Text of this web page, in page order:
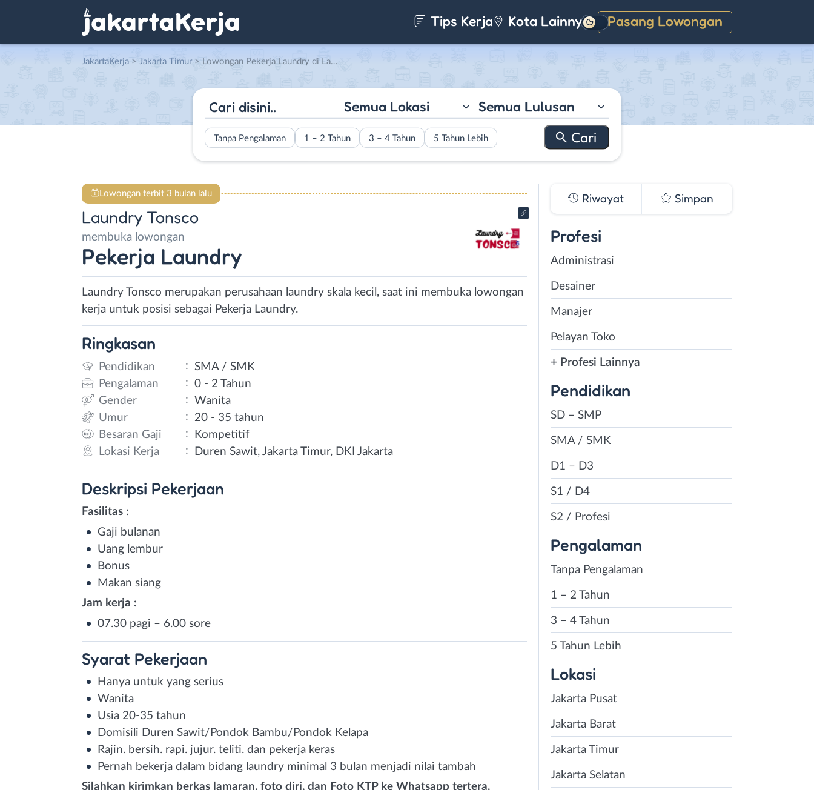
Tips Kerja Kota Lainnya Pasang Lowongan
Gelap
JakartaKerja > Jakarta Timur > Lowongan Pekerja Laundry di Laundry Tonsco
Semua Lokasi Semua Lulusan
Tanpa Pengalaman 1 – 2 Tahun 3 – 4 Tahun 5 Tahun Lebih
Lowongan terbit 3 bulan lalu
Laundry Tonsco
membuka lowongan
Pekerja Laundry
Laundry Tonsco merupakan perusahaan laundry skala kecil, saat ini membuka lowongan
kerja untuk posisi sebagai Pekerja Laundry.
Ringkasan
Pendidikan : SMA / SMK
Pengalaman
: 0 - 2 Tahun
Gender
: Wanita
Umur
:
20 - 35 tahun
Besaran Gaji
:
Kompetitif
Lokasi Kerja
: Duren Sawit, Jakarta Timur, DKI Jakarta
Deskripsi Pekerjaan
Fasilitas :
Gaji bulanan
Uang lembur
Bonus
Makan siang
Jam kerja :
07.30 pagi – 6.00 sore
Syarat Pekerjaan
Hanya untuk yang serius
Wanita
Usia 20-35 tahun
Domisili Duren Sawit/Pondok Bambu/Pondok Kelapa
Rajin. bersih. rapi. jujur. teliti. dan pekerja keras
Pernah bekerja dalam bidang laundry minimal 3 bulan menjadi nilai tambah
Silahkan kirimkan berkas lamaran, foto diri, dan Foto KTP ke Whatsapp tertera.
Riwayat Simpan
Profesi
Administrasi
Desainer
Manajer
Pelayan Toko
+ Profesi Lainnya
Pendidikan
SD – SMP
SMA / SMK
D1 – D3
S1 / D4
S2 / Profesi
Pengalaman
Tanpa Pengalaman
1 – 2 Tahun
3 – 4 Tahun
5 Tahun Lebih
Lokasi
Jakarta Pusat
Jakarta Barat
Jakarta Timur
Jakarta Selatan